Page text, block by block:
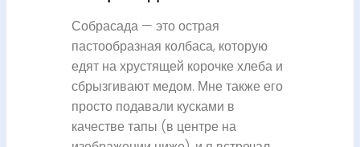
Собрасада — это острая
пастообразная колбаса, которую
едят на хрустящей корочке хлеба и
сбрызгивают медом. Мне также его
просто подавали кусками в
качестве тапы (в центре на